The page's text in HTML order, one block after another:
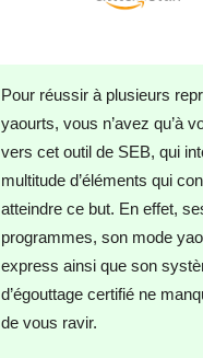
Pour réussir à plusieurs
yaourts, vous n’avez qu’à
vers cet outil de SEB, qui
multitude d’éléments qui
atteindre ce but. En effet,
programmes, son mode
express ainsi que son
d’égouttage certifié ne
de vous ravir.